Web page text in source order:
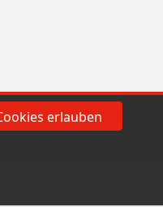
erlauben